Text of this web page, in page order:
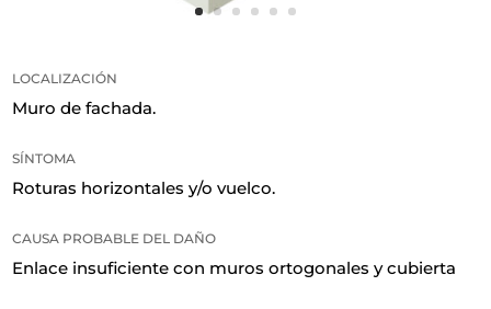
LOCALIZACIÓN
Muro de fachada.
SÍNTOMA
Roturas horizontales y/o vuelco.
CAUSA PROBABLE DEL DAÑO
Enlace insuficiente con muros ortogonales y cubierta